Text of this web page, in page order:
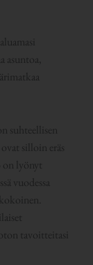
asuntoa,
suhteellisen
silloin eräs
on lyönyt
vuodessa
tavoitteitasi